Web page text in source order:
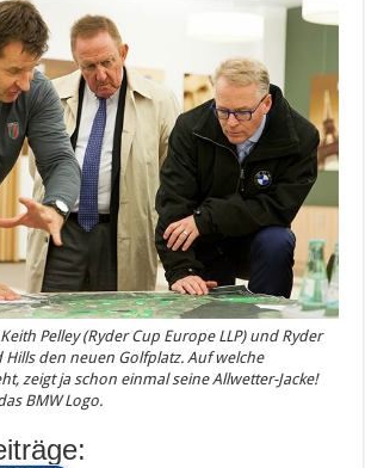
Pelley (Ryder Cup Europe LLP) und Ryder
Hills den neuen Golfplatz. Auf welche
zeigt ja schon einmal seine Allwetter-Jacke!
BMW Logo.